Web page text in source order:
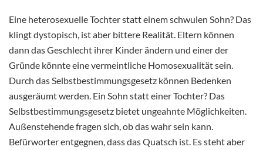
Eine heterosexuelle Tochter statt einem schwulen Sohn? Das
klingt dystopisch, ist aber bittere Realität. Eltern können
dann das Geschlecht ihrer Kinder ändern und einer der
Gründe könnte eine vermeintliche Homosexualität sein.
Durch das Selbstbestimmungsgesetz können Bedenken
ausgeräumt werden. Ein Sohn statt einer Tochter? Das
Selbstbestimmungsgesetz bietet ungeahnte Möglichkeiten.
Außenstehende fragen sich, ob das wahr sein kann.
Befürworter entgegnen, dass das Quatsch ist. Es steht aber